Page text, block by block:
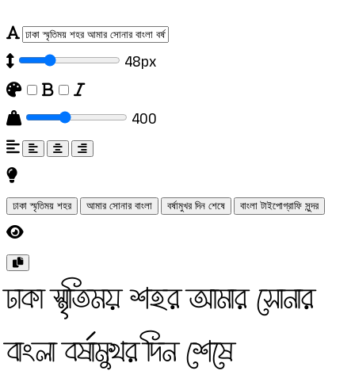
48px
400
ঢাকা স্মৃতিময় শহর আমার সোনার বাংলা বর্ষামুখর দিন শেষে বাংলা টাইপোগ্রাফি সুন্দর
ঢাকা স্মৃতিময় শহর আমার সোনার
বাংলা বর্ষামুখর দিন শেষে